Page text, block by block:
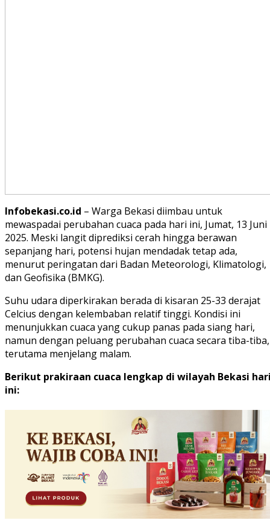
Infobekasi.co.id – Warga Bekasi diimbau untuk
mewaspadai perubahan cuaca pada hari ini, Jumat, 13 Juni
2025. Meski langit diprediksi cerah hingga berawan
sepanjang hari, potensi hujan mendadak tetap ada,
menurut peringatan dari Badan Meteorologi, Klimatologi,
dan Geofisika (BMKG).
Suhu udara diperkirakan berada di kisaran 25-33 derajat
Celcius dengan kelembaban relatif tinggi. Kondisi ini
menunjukkan cuaca yang cukup panas pada siang hari,
namun dengan peluang perubahan cuaca secara tiba-tiba,
terutama menjelang malam.
Berikut prakiraan cuaca lengkap di wilayah Bekasi
ini: